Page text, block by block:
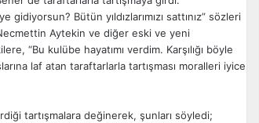
Bütün yıldızlarımızı sattınız” sözleri
Aytekin ve diğer eski ve yeni
“Bu kulübe hayatımı verdim. Karşılığı böyle
laf atan taraftarlarla tartışması moralleri iyice
tartışmalara değinerek, şunları söyledi;